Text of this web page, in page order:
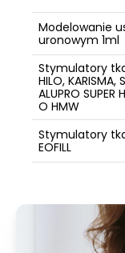
Modelowanie
uronowym 1ml
Stymulatory
HILO, KARISMA,
ALUPRO SUPER
O HMW
Stymulatory
EOFILL